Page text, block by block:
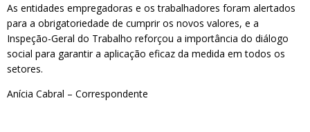
As entidades empregadoras e os trabalhadores foram alertados
para a obrigatoriedade de cumprir os novos valores, e a
Inspeção-Geral do Trabalho reforçou a importância do diálogo
social para garantir a aplicação eficaz da medida em todos os
setores.
Anícia Cabral – Correspondente